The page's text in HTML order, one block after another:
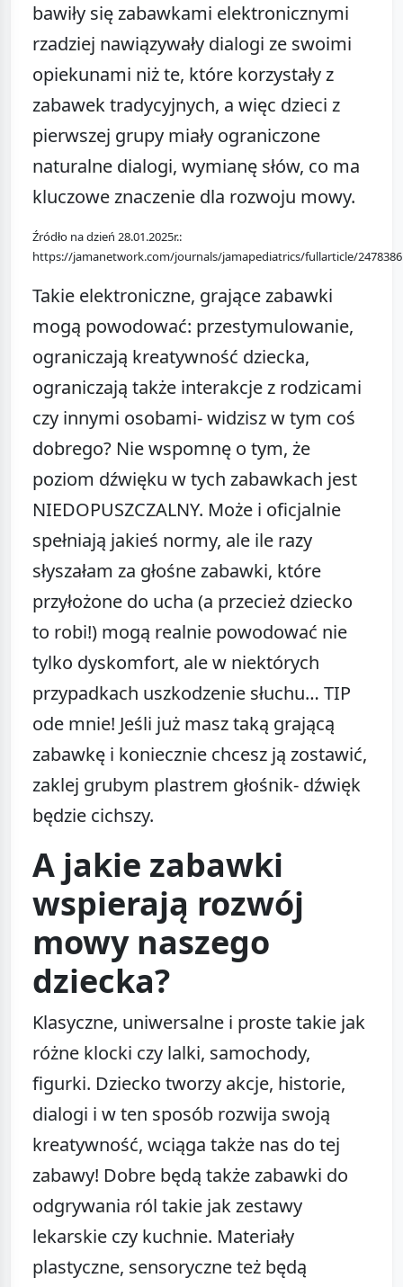
bawiły się zabawkami elektronicznymi
rzadziej nawiązywały dialogi ze swoimi
opiekunami niż te, które korzystały z
zabawek tradycyjnych, a więc dzieci z
pierwszej grupy miały ograniczone
naturalne dialogi, wymianę słów, co ma
kluczowe znaczenie dla rozwoju mowy.
Źródło na dzień 28.01.2025r.:
https://jamanetwork.com/journals/jamapediatrics/fullarticle/2478386
Takie elektroniczne, grające zabawki
mogą powodować: przestymulowanie,
ograniczają kreatywność dziecka,
ograniczają także interakcje z rodzicami
czy innymi osobami- widzisz w tym coś
dobrego? Nie wspomnę o tym, że
poziom dźwięku w tych zabawkach jest
NIEDOPUSZCZALNY. Może i oficjalnie
spełniają jakieś normy, ale ile razy
słyszałam za głośne zabawki, które
przyłożone do ucha (a przecież dziecko
to robi!) mogą realnie powodować nie
tylko dyskomfort, ale w niektórych
przypadkach uszkodzenie słuchu… TIP
ode mnie! Jeśli już masz taką grającą
zabawkę i koniecznie chcesz ją zostawić,
zaklej grubym plastrem głośnik- dźwięk
będzie cichszy.
A jakie zabawki
wspierają rozwój
mowy naszego
dziecka?
Klasyczne, uniwersalne i proste takie jak
różne klocki czy lalki, samochody,
figurki. Dziecko tworzy akcje, historie,
dialogi i w ten sposób rozwija swoją
kreatywność, wciąga także nas do tej
zabawy! Dobre będą także zabawki do
odgrywania ról takie jak zestawy
lekarskie czy kuchnie. Materiały
plastyczne, sensoryczne też będą